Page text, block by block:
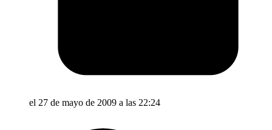
el 27 de mayo de 2009 a las 22:24